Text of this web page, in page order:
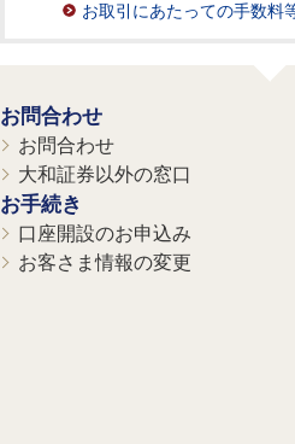
お取引にあたっての手数料
お問合わせ
お問合わせ
大和証券以外の窓口
お手続き
口座開設のお申込み
お客さま情報の変更